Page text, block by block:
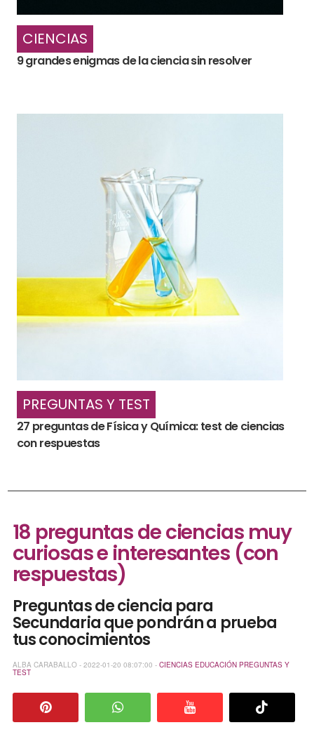
CIENCIAS
9 grandes enigmas de la ciencia sin resolver
PREGUNTAS Y TEST
27 preguntas de Física y Química: test de ciencias
con respuestas
18 preguntas de ciencias muy
curiosas e interesantes (con
respuestas)
Preguntas de ciencia para
Secundaria que pondrán a prueba
tus conocimientos
ALBA CARABALLO - 2022-01-20 08:07:00 - CIENCIAS EDUCACIÓN PREGUNTAS Y
TEST